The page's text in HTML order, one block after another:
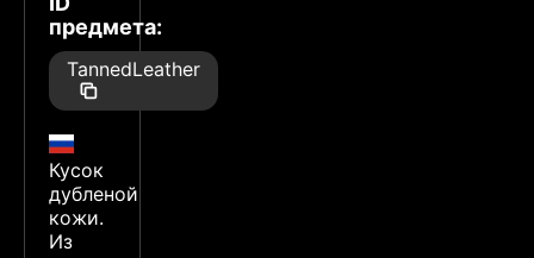
предмета:
TannedLeather
Кусок
дубленой
кожи.
Из